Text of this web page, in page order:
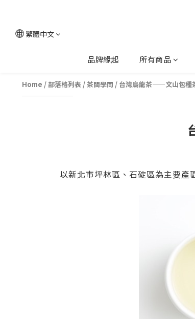
繁體中文
品牌緣起 所有商品
Home / 部落格列表 /茶間學問 / 台灣烏龍茶——文山包種
以新北市坪林區、石碇區為主要產